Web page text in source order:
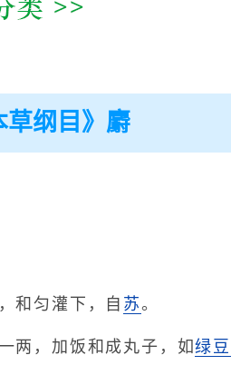
草纲目》麝
和匀灌下，自 苏。
两，加饭和成丸子，如绿豆